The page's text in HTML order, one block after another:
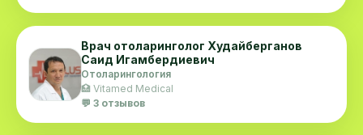
Врач отоларинголог Худайберганов
Саид Игамбердиевич
Отоларингология
🏥 Vitamed Medical
💬 3 отзывов